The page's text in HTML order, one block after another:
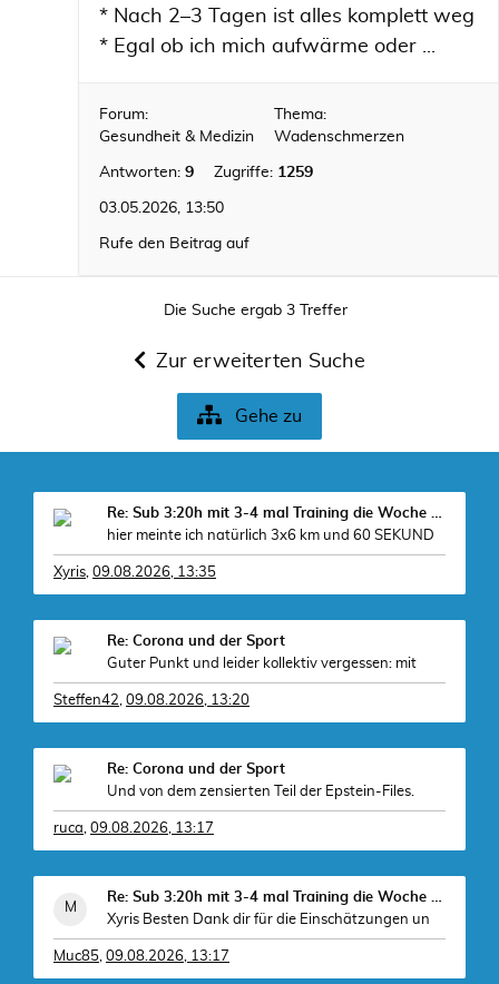
* Nach 2–3 Tagen ist alles komplett weg
* Egal ob ich mich aufwärme oder ...
Forum:
Gesundheit & Medizin
Thema:
Wadenschmerzen
Antworten: 9 Zugriffe: 1259
03.05.2026, 13:50
Rufe den Beitrag auf
Die Suche ergab 3 Treffer
Zur erweiterten Suche
Gehe zu
Re: Sub 3:20h mit 3-4 mal Training die Woche machb
hier meinte ich natürlich 3x6 km und 60 SEKUND
Xyris, 09.08.2026, 13:35
Re: Corona und der Sport
Guter Punkt und leider kollektiv vergessen: mit
Steffen42, 09.08.2026, 13:20
Re: Corona und der Sport
Und von dem zensierten Teil der Epstein-Files.
ruca, 09.08.2026, 13:17
Re: Sub 3:20h mit 3-4 mal Training die Woche machb
Xyris Besten Dank dir für die Einschätzungen un
Muc85, 09.08.2026, 13:17